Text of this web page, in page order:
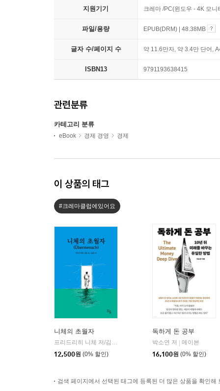
지원기기 크레마 /PC(윈도우 - 4K 모
파일/용량 EPUB(DRM) | 48.38MB
글자 수/페이지 수 약 11.6만자, 약 3.4만 단어,
ISBN13 9791193638415
관련분류
카테고리 분류
eBook 경제 경영 경제
이 상품의 태그
#크레마클럽에있어요
니체의 초월자
12,500원 (0% 할인)
독하게 돈 공부
박소연 저 | 메이븐
16,100원 (0% 할인)
검색 페이지에서 선택된 태그에 등록된 더 많은 상품을 확인해